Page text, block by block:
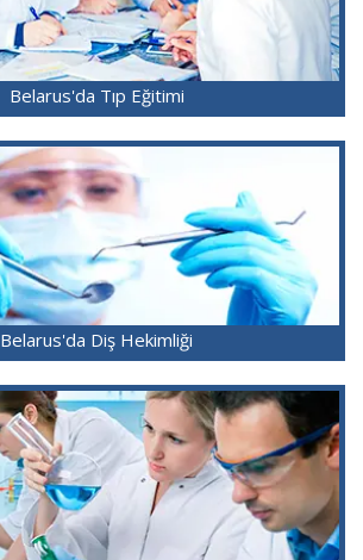
Belarus'da Tıp Eğitimi
Belarus'da Diş Hekimliği